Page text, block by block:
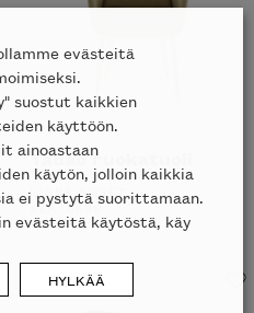
Tadao ruokatuoli
LIGNE ROSET
ALK.563 €
evästeitä
suostut kaikkien
käyttöön.
ainoastaan
käytön, jolloin kaikkia
ei pystytä suorittamaan.
evästeitä käytöstä, käy
HYLKÄÄ